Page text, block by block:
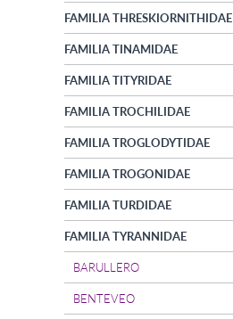
FAMILIA THRESKIORNITHIDAE
FAMILIA TINAMIDAE
FAMILIA TITYRIDAE
FAMILIA TROCHILIDAE
FAMILIA TROGLODYTIDAE
FAMILIA TROGONIDAE
FAMILIA TURDIDAE
FAMILIA TYRANNIDAE
BARULLERO
BENTEVEO